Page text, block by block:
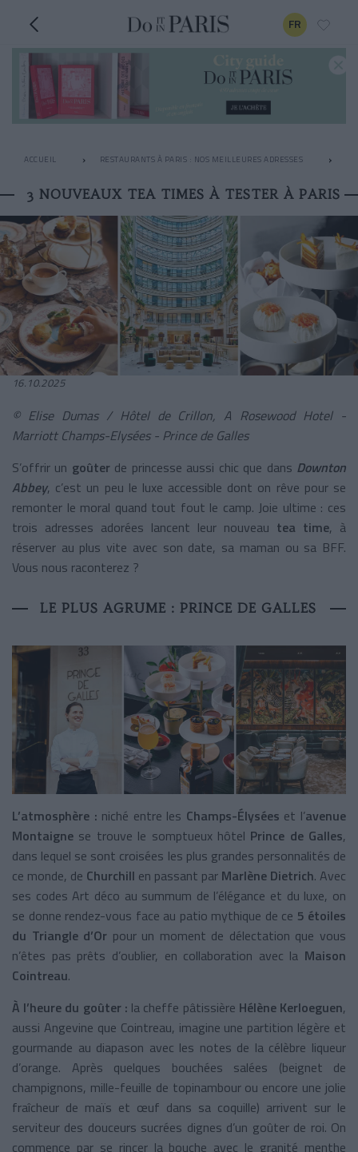
FR
ACCUEIL RESTAURANTS À PARIS : NOS MEILLEURES ADRESSES
3 NOUVEAUX TEA TIMES À TESTER À PARIS
16.10.2025
© Elise Dumas / Hôtel de Crillon, A Rosewood Hotel -
Marriott Champs-Elysées - Prince de Galles
S’offrir un goûter de princesse aussi chic que dans Downton
Abbey, c’est un peu le luxe accessible dont on rêve pour se
remonter le moral quand tout fout le camp. Joie ultime : ces
trois adresses adorées lancent leur nouveau tea time, à
réserver au plus vite avec son date, sa maman ou sa BFF.
Vous nous raconterez ?
LE PLUS AGRUME : PRINCE DE GALLES
L’atmosphère : niché entre les Champs-Élysées et l’avenue
Montaigne se trouve le somptueux hôtel Prince de Galles,
dans lequel se sont croisées les plus grandes personnalités de
ce monde, de Churchill en passant par Marlène Dietrich. Avec
ses codes Art déco au summum de l’élégance et du luxe, on
se donne rendez-vous face au patio mythique de ce 5 étoiles
du Triangle d’Or pour un moment de délectation que vous
n’êtes pas prêts d’oublier, en collaboration avec la Maison
Cointreau.
À l’heure du goûter : la cheffe pâtissière Hélène Kerloeguen,
aussi Angevine que Cointreau, imagine une partition légère et
gourmande au diapason avec les notes de la célèbre liqueur
d’orange. Après quelques bouchées salées (beignet de
champignons, mille-feuille de topinambour ou encore une jolie
fraîcheur de maïs et œuf dans sa coquille) arrivent sur le
serviteur des douceurs sucrées dignes d’un goûter de roi. On
commence par se rincer la bouche avec le granité menthe